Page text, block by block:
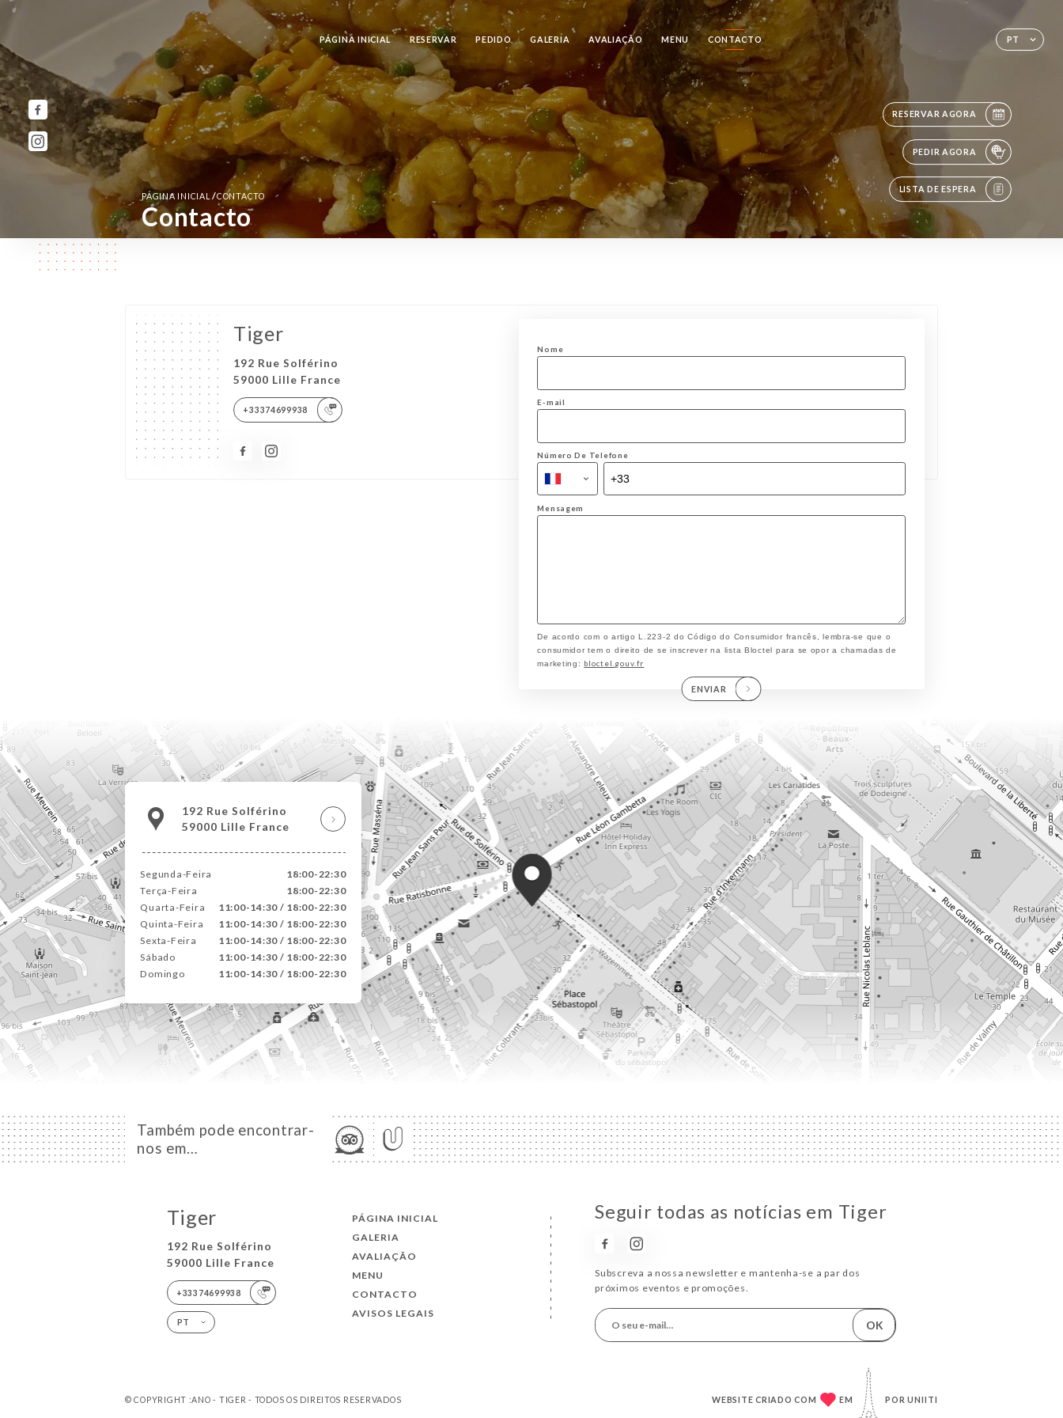
PT
PÁGINA INICIAL RESERVAR PEDIDO GALERIA AVALIAÇÃO MENU CONTACTO
RESERVAR AGORA
PEDIR AGORA
LISTA DE ESPERA
PÁGINA INICIAL/CONTACTO
Contacto
Tiger
192 Rue Solférino
59000 Lille France
+33374699938
Nome
E-mail
Número De Telefone
Mensagem
De acordo com o artigo L.223-2 do Código do Consumidor francês, lembra-se que o
consumidor tem o direito de se inscrever na lista Bloctel para se opor a chamadas de
marketing: bloctel.gouv.fr
ENVIAR
192 Rue Solférino
59000 Lille France
Segunda-Feira
18:00-22:30
Terça-Feira
18:00-22:30
Quarta-Feira
11:00-14:30 / 18:00-22:30
Quinta-Feira
11:00-14:30 / 18:00-22:30
Sexta-Feira
11:00-14:30 / 18:00-22:30
Sábado
11:00-14:30 / 18:00-22:30
Domingo
11:00-14:30 / 18:00-22:30
Também pode encontrar-
nos em…
Tiger
192 Rue Solférino
59000 Lille France
+33374699938
PT
PÁGINA INICIAL
GALERIA
AVALIAÇÃO
MENU
CONTACTO
AVISOS LEGAIS
Seguir todas as notícias em Tiger
Subscreva a nossa newsletter e mantenha-se a par dos
próximos eventos e promoções.
OK
© COPYRIGHT :ANO - TIGER - TODOS OS DIREITOS RESERVADOS WEBSITE CRIADO COM EM PORUNIITI